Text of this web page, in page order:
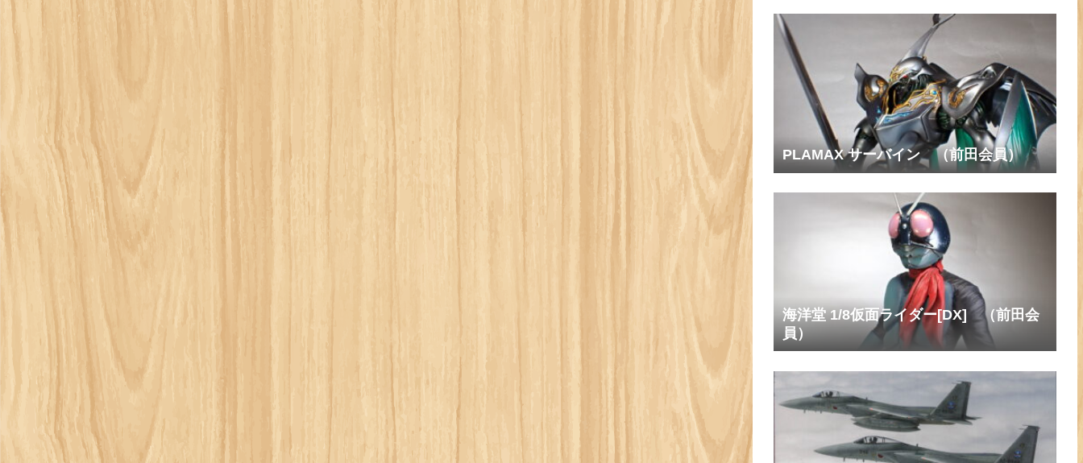
PLAMAX サーバイン （前田会員）
海洋堂 1/8仮面ライダー[DX] （前田会
員）